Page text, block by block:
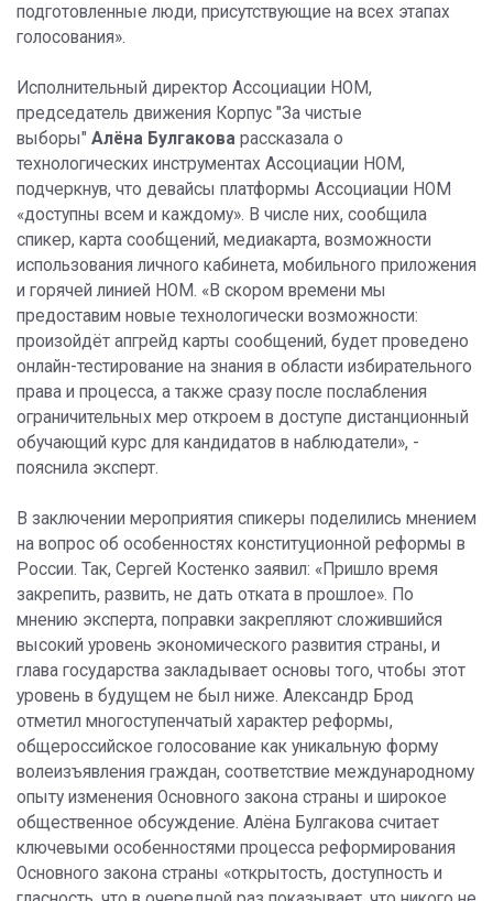
подготовленные люди, присутствующие на всех этапах
голосования».
Исполнительный директор Ассоциации НОМ,
председатель движения Корпус "За чистые
выборы" Алёна Булгакова рассказала о
технологических инструментах Ассоциации НОМ,
подчеркнув, что девайсы платформы Ассоциации НОМ
«доступны всем и каждому». В числе них, сообщила
спикер, карта сообщений, медиакарта, возможности
использования личного кабинета, мобильного приложения
и горячей линией НОМ. «В скором времени мы
предоставим новые технологически возможности:
произойдёт апгрейд карты сообщений, будет проведено
онлайн-тестирование на знания в области избирательного
права и процесса, а также сразу после послабления
ограничительных мер откроем в доступе дистанционный
обучающий курс для кандидатов в наблюдатели», -
пояснила эксперт.
В заключении мероприятия спикеры поделились мнением
на вопрос об особенностях конституционной реформы в
России. Так, Сергей Костенко заявил: «Пришло время
закрепить, развить, не дать отката в прошлое». По
мнению эксперта, поправки закрепляют сложившийся
высокий уровень экономического развития страны, и
глава государства закладывает основы того, чтобы этот
уровень в будущем не был ниже. Александр Брод
отметил многоступенчатый характер реформы,
общероссийское голосование как уникальную форму
волеизъявления граждан, соответствие международному
опыту изменения Основного закона страны и широкое
общественное обсуждение. Алёна Булгакова считает
ключевыми особенностями процесса реформирования
Основного закона страны «открытость, доступность и